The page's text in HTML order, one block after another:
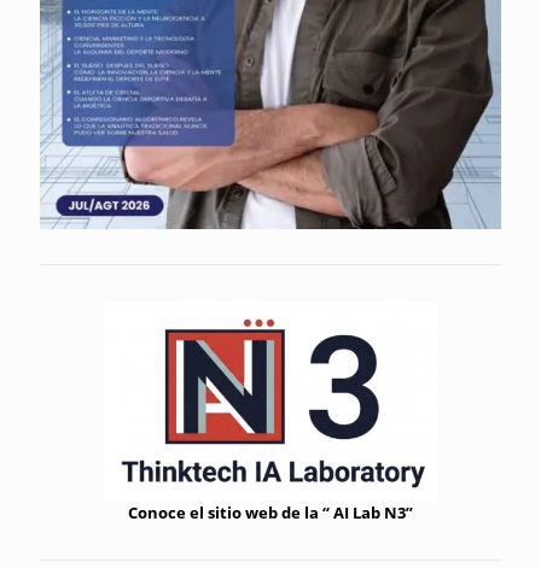
Conoce el sitio web de la “ AI Lab N3”